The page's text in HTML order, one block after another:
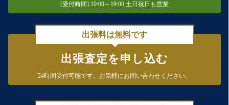
[受付時間] 10:00～19:00 土日祝日も営業
出張料は無料です
出張査定を申し込む
24時間受付可能です。 お気軽にお問い合わせください。